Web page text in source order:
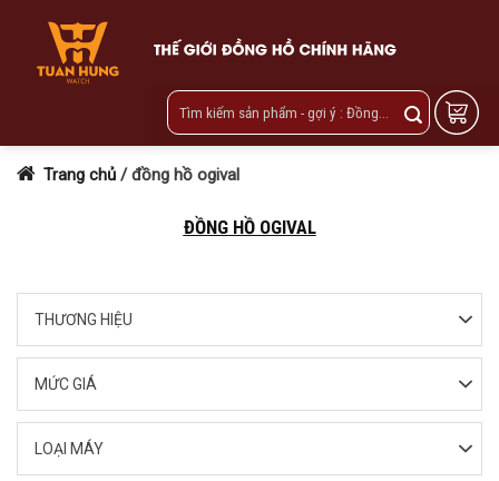
content
Trang chủ /đồng hồ ogival
ĐỒNG HỒ OGIVAL
THƯƠNG HIỆU
MỨC GIÁ
LOẠI MÁY